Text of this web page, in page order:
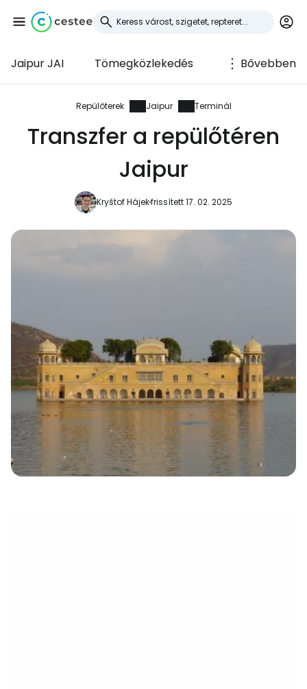
Jaipur JAI Tömegközlekedés Bővebben
Repülőterek Jaipur Terminál
Transzfer a repülőtéren
Jaipur
Kryštof Hájekfrissített 17. 02. 2025
Bejelentkezés a
Cestee-be
... az utazási közösség világszerte
Folytatás a Google-lal